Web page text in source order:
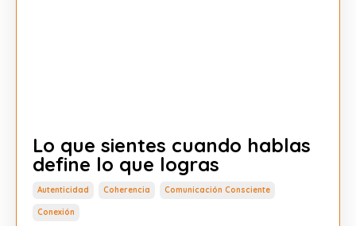
Lo que sientes cuando hablas
define lo que logras
Autenticidad Coherencia Comunicación Consciente
Conexión